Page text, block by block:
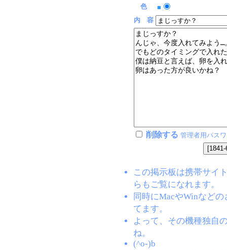
色
■
内 容
削除する 管理者用パス
この掲示板は携帯サイ
らもご覧になれます。
同時にMacやWinなど
てます。
よって、その機種独自
ね。
(^o-)b